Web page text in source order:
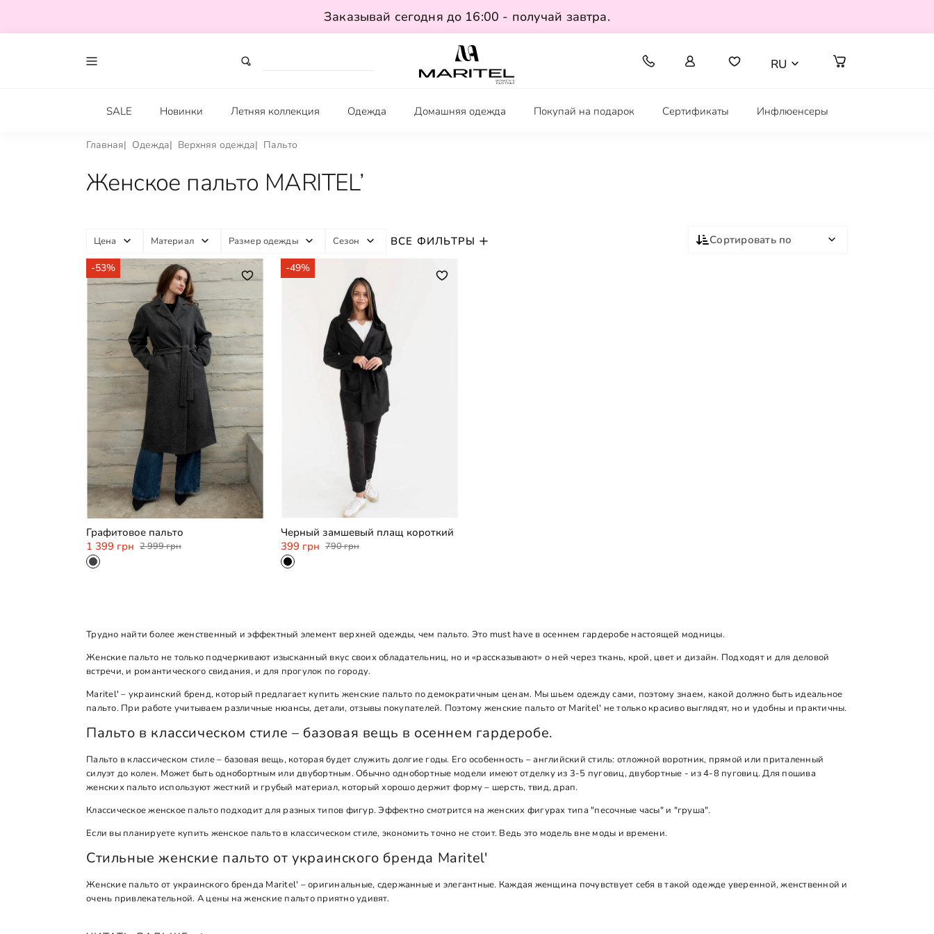
Заказывай сегодня до 16:00 - получай завтра.
RU
SALE Новинки Летняя коллекция Одежда Домашняя одежда Покупай на подарок Сертификаты Инфлюенсеры
Главная Одежда Верхняя одежда Пальто
Женское пальто MARITEL’
Сортировать по
Цена Материал Размер одежды Сезон ВСЕ ФИЛЬТРЫ
-53%
XL
Графитовое пальто
1 399 грн 2 999 грн
-49%
XXS/M
Черный замшевый плащ короткий
399 грн 790 грн
Трудно найти более женственный и эффектный элемент верхней одежды, чем пальто. Это must have в осеннем гардеробе настоящей модницы.
Женские пальто не только подчеркивают изысканный вкус своих обладательниц, но и «рассказывают» о ней через ткань, крой, цвет и дизайн. Подходят и для деловой
встречи, и романтического свидания, и для прогулок по городу.
Maritel' – украинский бренд, который предлагает купить женские пальто по демократичным ценам. Мы шьем одежду сами, поэтому знаем, какой должно быть идеальное
пальто. При работе учитываем различные нюансы, детали, отзывы покупателей. Поэтому женские пальто от Maritel' не только красиво выглядят, но и удобны и практичны.
Пальто в классическом стиле – базовая вещь в осеннем гардеробе.
Пальто в классическом стиле – базовая вещь, которая будет служить долгие годы. Его особенность – английский стиль: отложной воротник, прямой или приталенный
силуэт до колен. Может быть однобортным или двубортным. Обычно однобортные модели имеют отделку из 3-5 пуговиц, двубортные - из 4-8 пуговиц. Для пошива
женских пальто используют жесткий и грубый материал, который хорошо держит форму – шерсть, твид, драп.
Классическое женское пальто подходит для разных типов фигур. Эффектно смотрится на женских фигурах типа "песочные часы" и "груша".
Если вы планируете купить женское пальто в классическом стиле, экономить точно не стоит. Ведь это модель вне моды и времени.
Стильные женские пальто от украинского бренда Maritel'
Женские пальто от украинского бренда Maritel' – оригинальные, сдержанные и элегантные. Каждая женщина почувствует себя в такой одежде уверенной, женственной и
очень привлекательной. А цены на женские пальто приятно удивят.